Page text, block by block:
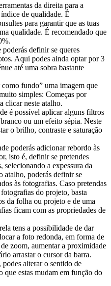
da direita para a
de qualidade. É
para garantir que as tuas
qualidade. É recomendado que
poderás definir se queres
Aqui podes ainda optar por 3
até uma sobra bastante
fundo” uma imagem que
simples: Começas por
clicar neste atalho.
é possível aplicar alguns filtros
ou um efeito sépia. Neste
o brilho, contraste e saturação
poderás adicionar rebordo às
isto é, definir se pretendes
a expessura da
atalho, poderás definir se
às fotografias. Caso pretendas
do projeto, basta
da folha ou projeto e de uma
ficam com as propriedades de
tens a possibilidade de dar
a foto redonda, em forma de
zoom, aumentar a proximidade
arrastar o cursor da barra.
alterar o sentido de
que estas mudam em função do